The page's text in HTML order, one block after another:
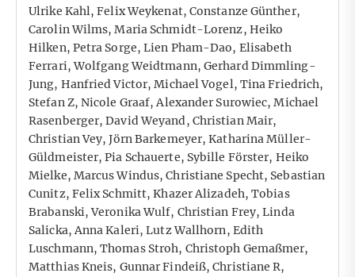
Ulrike Kahl, Felix Weykenat, Constanze Günther,
Carolin Wilms, Maria Schmidt-Lorenz, Heiko
Hilken, Petra Sorge, Lien Pham-Dao, Elisabeth
Ferrari, Wolfgang Weidtmann, Gerhard Dimmling-
Jung, Hanfried Victor, Michael Vogel, Tina Friedrich,
Stefan Z, Nicole Graaf, Alexander Surowiec, Michael
Rasenberger, David Weyand, Christian Mair,
Christian Vey, Jörn Barkemeyer, Katharina Müller-
Güldmeister, Pia Schauerte, Sybille Förster, Heiko
Mielke, Marcus Windus, Christiane Specht, Sebastian
Cunitz, Felix Schmitt, Khazer Alizadeh, Tobias
Brabanski, Veronika Wulf, Christian Frey, Linda
Salicka, Anna Kaleri, Lutz Wallhorn, Edith
Luschmann, Thomas Stroh, Christoph Gemaßmer,
Matthias Kneis, Gunnar Findeiß, Christiane R,